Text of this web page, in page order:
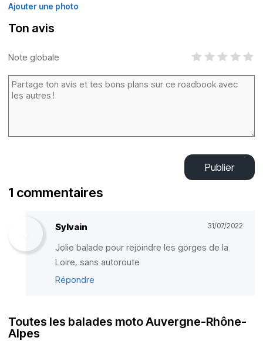
Ajouter une photo
Ton avis
Note globale
Publier
1 commentaires
Sylvain 31/07/2022
Jolie balade pour rejoindre les gorges de la
Loire, sans autoroute
Répondre
Toutes les balades moto Auvergne-Rhône-
Alpes